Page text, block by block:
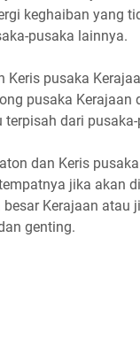
keghaiban yang
pusaka lainnya.
Keris pusaka
pusaka Kerajaan
terpisah dari
dan Keris
jika akan
besar Kerajaan atau
genting.